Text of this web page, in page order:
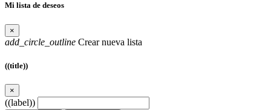
Mi lista de deseos
×
add_circle_outline Crear nueva lista
((title))
×
((label))